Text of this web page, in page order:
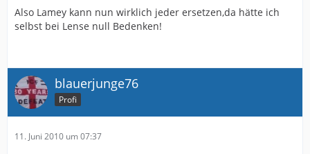
Also Lamey kann nun wirklich jeder ersetzen,da hätte ich
selbst bei Lense null Bedenken!
blauerjunge76
Profi
11. Juni 2010 um 07:37